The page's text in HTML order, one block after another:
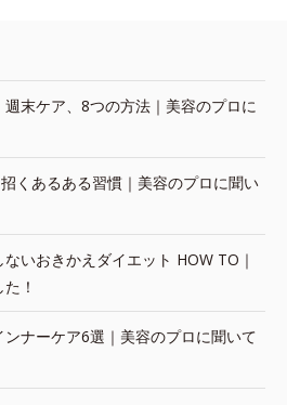
末ケア、8つの方法｜美容のプロに
くあるある習慣｜美容のプロに聞い
いおきかえダイエット HOW TO｜
！
ナーケア6選｜美容のプロに聞いて